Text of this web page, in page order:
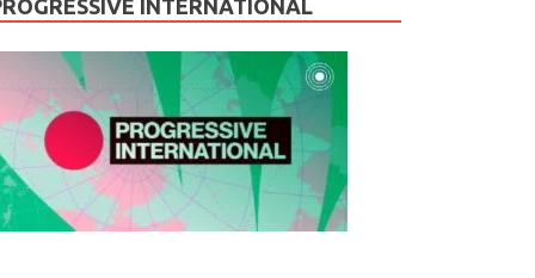
INTERNATIONAL